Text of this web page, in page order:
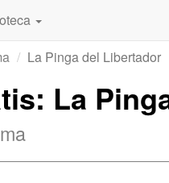
La Pinga del Libertador
La